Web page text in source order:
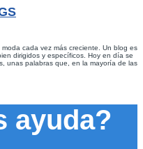
cada vez más creciente. Un blog es
dirigidos y específicos. Hoy en día se
unas palabras que, en la mayoría de las
ayuda?